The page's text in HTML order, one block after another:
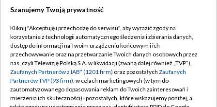
TVP
Abonament TVP
Emisja w TVP
Centrum informacji TVP
Naziemna Telewizja Cyfrowa
Regulamin TVP
Polityka prywatności
Moje zgody
Pomoc
Szanujemy Twoją prywatność
Kliknij "Akceptuję i przechodzę do serwisu", aby wyrazić zgody na
korzystanie z technologii automatycznego śledzenia i zbierania danych,
dostęp do informacji na Twoim urządzeniu końcowym i ich
przechowywanie oraz na przetwarzanie Twoich danych osobowych przez
nas, czyli Telewizję Polską S.A. w likwidacji (zwaną dalej również „TVP”),
Zaufanych Partnerów z IAB* (1201 firm) oraz pozostałych Zaufanych
Partnerów TVP (93 firm), w celach marketingowych (w tym do
zautomatyzowanego dopasowania reklam do Twoich zainteresowań i
mierzenia ich skuteczności) i pozostałych, które wskazujemy poniżej, a